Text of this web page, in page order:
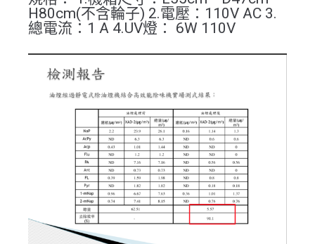
H80cm(不含輪子) 2.電壓：110V AC 3.
總電流：1 A 4.UV燈： 6W 110V